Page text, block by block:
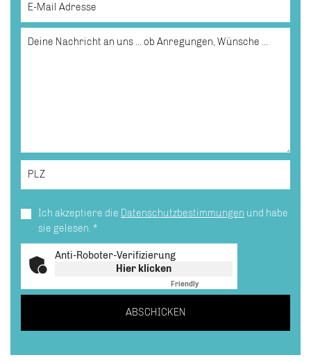
Ich akzeptiere die Datenschutzbestimmungen und habe
sie gelesen. *
Anti-Roboter-Verifizierung
Hier klicken
Friendly
ABSCHICKEN